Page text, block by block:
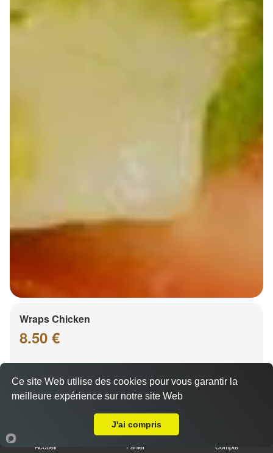
Wraps Chicken
8.50 €
Salade, tomates
Accueil Panier Compte
Ce site Web utilise des cookies pour vous garantir la
meilleure expérience sur notre site Web
J'ai compris